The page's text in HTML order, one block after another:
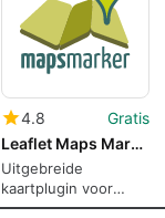
4.8
Gratis
Leaflet Maps Marker Google Maps OpenStreetMap Bing Maps
Uitgebreide
kaartplugin voor
WordPress